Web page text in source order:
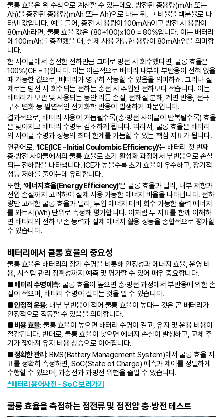
쿨롱 효율은 위 수식으로 계산할 수 있는데요. 방전된 총용량(mAh 또는
Ah)을 충전된 총용량(mAh 또는 Ah)으로 나눈 뒤, 그 비율을 백분율로 나
타낸 값입니다. 예를 들어, 충전 시 용량이 100mAh이고 방전 시 용량이
80mAh라면, 쿨롱 효율 값은 (80÷100)x100 = 80%입니다. 이는 배터리
에 100mAh를 충전했을 때, 실제 사용 가능한 용량이 80mAh임을 의미합
니다.
한 사이클에서 충전한 전하만큼 그대로 방전 시 회수했다면, 쿨롱 효율은
100%(CE = 1)입니다. 이는 이론적으로 배터리 내부에 부반응이 전혀 없을
때 가능한 값으로, 배터리가 영구히 작동할 수 있음을 의미하죠. 그러나 실
제로는 방전 시 회수되는 전하는 충전 시 주입된 전하보다 적습니다. 이는
배터리가 보관 및 사용되는 동안 리튬 손실, 전해질 분해, 계면 반응, 전극
구조 변화 등 필연적인 전기화학 반응이 발생하기 때문입니다.
결과적으로, 배터리 사용이 거듭될수록(충·방전 사이클이 반복될수록) 효율
은 낮아지고 배터리 수명도 감소하게 됩니다. 따라서, 쿨롱 효율은 배터리
의 사이클 수명과 성능의 최대 한계를 가늠할 수 있는 핵심 지표가 됩니다.
연관어로, ‘ICE(ICE – Initial Coulombic Efficiency)’는 배터리 첫 번째
충·방전 사이클에서의 쿨롱 효율로 초기 활성화 과정에서 부반응으로 손실
되는 전하량을 나타냅니다. ICE가 높을수록 초기 효율이 우수하고, 장기적
성능 저하를 줄이는데 유리합니다.
또한,‘에너지 효율(Energy Efficiency)’은 쿨롱 효율과 달리, 내부 저항과
전압 손실까지 고려하여 실제 사용 가능한 에너지 비율을 나타냅니다. 전하
량만 고려한 쿨롱 효율과 달리, 투입 에너지 대비 회수 가능한 출력 에너지
를 와트시(Wh) 단위로 측정해 평가합니다. 이처럼 두 지표를 함께 이해하
면 배터리의 전하 보존 능력과 실제 에너지 활용 성능을 종합적으로 평가할
수 있습니다.
배터리에서 쿨롱 효율의 중요성
쿨롱 효율은 배터리의 장기 수명을 비롯해 안정성과 에너지 효율, 운영 비
용, 시스템 관리 정확성까지 예측 및 평가할 수 있어 매우 중요합니다.
■ 배터리 수명 예측: 쿨롱 효율이 높으면 충·방전 과정에서 부반응에 의한 손
실이 적으며, 배터리 수명이 길다는 것을 알 수 있습니다.
■ 안정적 운용: 내부 부반응이 적어 쿨롱 효율이 높다는 것은 곧 배터리가
안정적으로 작동할 수 있음을 의미합니다.
■ 비용 효율: 쿨롱 효율이 높으면 배터리 수명이 길고, 유지 및 운용 비용이
절감됩니다. 반대로, 쿨롱 효율이 낮으면 에너지 손실이 발생하고, 교체 주
기가 짧아져 유지 비용 상승으로 이어집니다.
■ 정확한 관리 : BMS(Battery Management System)에서 쿨롱 효율 지
표를 정확히 측정하면, SoC(State of Charge) 예측과 제어를 정밀하게
수행할 수 있으며, 과충전과 과방전 위험을 줄일 수 있습니다.
*배터리 용어사전 – SoC 보러가기
쿨롱 효율을 측정하는 정전류 및 정전압 충·방전 테스트